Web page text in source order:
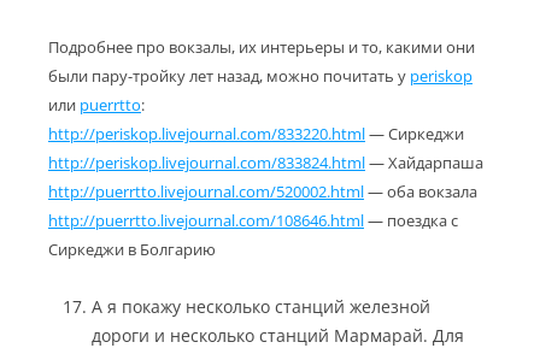
Подробнее про вокзалы, их интерьеры и то, какими они
были пару-тройку лет назад, можно почитать у periskop
или puerrtto:
http://periskop.livejournal.com/833220.html— Сиркеджи
http://periskop.livejournal.com/833824.html— Хайдарпаша
http://puerrtto.livejournal.com/520002.html— оба вокзала
http://puerrtto.livejournal.com/108646.html— поездка с
Сиркеджи в Болгарию
А я покажу несколько станций железной
дороги и несколько станций Мармарай. Для